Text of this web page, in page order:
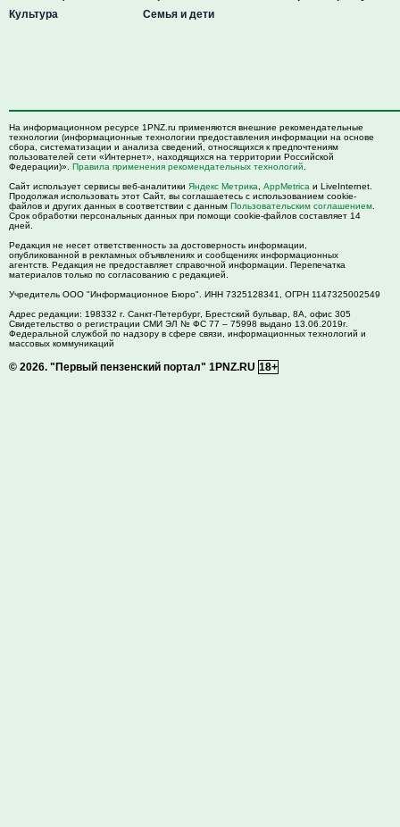
Культура
Семья и дети
На информационном ресурсе 1PNZ.ru применяются внешние рекомендательные
технологии (информационные технологии предоставления информации на основе
сбора, систематизации и анализа сведений, относящихся к предпочтениям
пользователей сети «Интернет», находящихся на территории Российской
Федерации)». Правила применения рекомендательных технологий
Сайт использует сервисы веб-аналитики Яндекс Метрика AppMetrica и LiveInternet.
Продолжая использовать этот Сайт, вы соглашаетесь с использованием cookie-
файлов и других данных в соответствии с данным Пользовательским соглашением
Срок обработки персональных данных при помощи cookie-файлов составляет 14
дней.
Редакция не несет ответственность за достоверность информации,
опубликованной в рекламных объявлениях и сообщениях информационных
агентств. Редакция не предоставляет справочной информации. Перепечатка
материалов только по согласованию с редакцией.
Учредитель ООО "Информационное Бюро". ИНН 7325128341, ОГРН 1147325002549
Адрес редакции: 198332 г. Санкт-Петербург, Брестский бульвар, 8А, офис 305
Свидетельство о регистрации СМИ ЭЛ № ФС 77 – 75998 выдано 13.06.2019г.
Федеральной службой по надзору в сфере связи, информационных технологий и
массовых коммуникаций
© 2026. "Первый пензенский портал" 1PNZ.RU 18+